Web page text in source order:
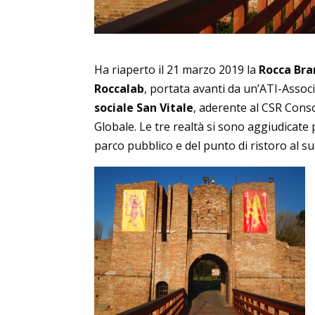
Ha riaperto il 21 marzo 2019 la Rocca
Roccalab, portata avanti da un’ATI-
sociale San Vitale, aderente al CSR
Globale. Le tre realtà si sono aggiudicate
parco pubblico e del punto di ristoro al